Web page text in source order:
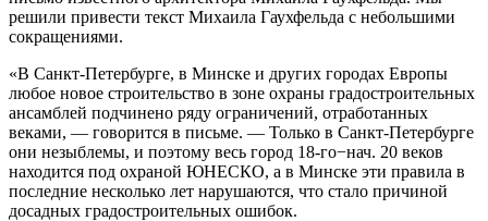
решили привести текст Михаила Гаухфельда с небольшими
сокращениями.
«В Санкт-Петербурге, в Минске и других городах Европы
любое новое строительство в зоне охраны градостроительных
ансамблей подчинено ряду ограничений, отработанных
веками, — говорится в письме. — Только в Санкт-Петербурге
они незыблемы, и поэтому весь город 18-го−нач. 20 веков
находится под охраной ЮНЕСКО, а в Минске эти правила в
последние несколько лет нарушаются, что стало причиной
досадных градостроительных ошибок.